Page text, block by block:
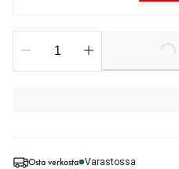
Osta verkosta Varastossa
Loading...